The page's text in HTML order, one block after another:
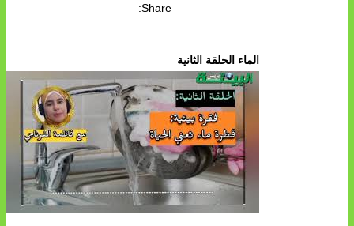
Share:
الماء الحلقة الثانية